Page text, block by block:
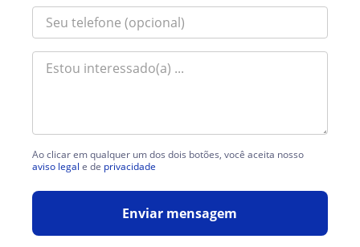
Ao clicar em qualquer um dos dois botões, você aceita nosso
aviso legal e de privacidade
Enviar mensagem